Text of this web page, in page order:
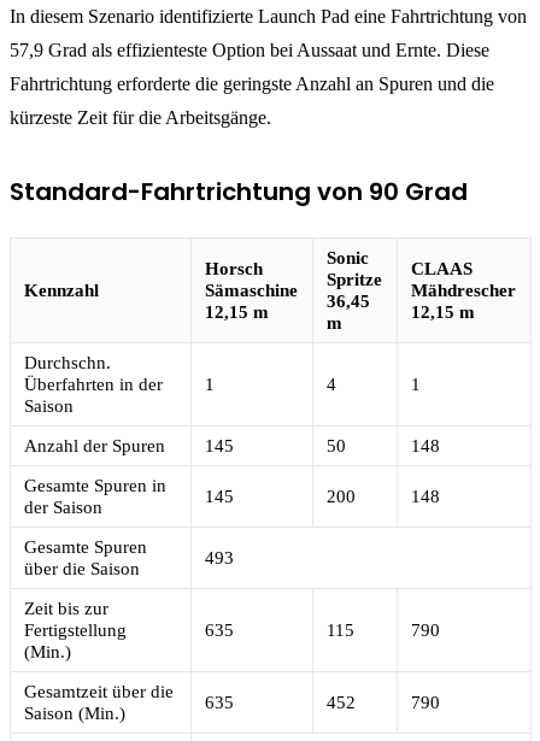
In diesem Szenario identifizierte Launch Pad eine Fahrtrichtung von
57,9 Grad als effizienteste Option bei Aussaat und Ernte. Diese
Fahrtrichtung erforderte die geringste Anzahl an Spuren und die
kürzeste Zeit für die Arbeitsgänge.
Standard-Fahrtrichtung von 90 Grad
Kennzahl
Horsch
Sämaschine
12,15 m
Sonic
Spritze
36,45
m
CLAAS
Mähdrescher
12,15 m
Durchschn.
Überfahrten in der
Saison
1 4 1
Anzahl der Spuren 145 50
148
Gesamte Spuren in
der Saison
145 200 148
Gesamte Spuren
über die Saison
493
Zeit bis zur
Fertigstellung
(Min.)
635 115 790
Gesamtzeit über die
Saison (Min.)
635 452 790